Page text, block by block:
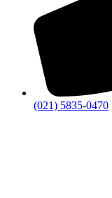
(021) 5835-0470